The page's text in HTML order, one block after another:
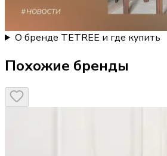
О бренде TETREE и где купить
Похожие бренды